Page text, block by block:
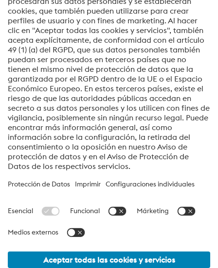
Aceptar
Temas:
voestalpine High Performance Metals del Perú S.A.
voestalpine High Performance Metals del Perú S.A. es la empresa
de ventas en Perú de la división High Performance Metals. La
división se enfoca en segmentos de productos tecnológicamente
herramientas y otros aceros especiales.
Grupo_voestalpine Navigation
voestalpine-HPM-Peru@voestalpine.com